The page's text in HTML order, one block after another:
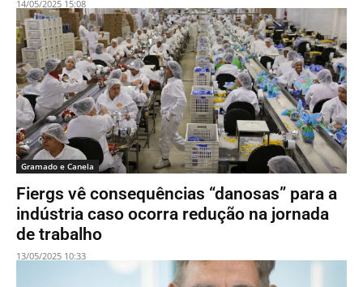
14/05/2025 15:08
Gramado e Canela
Fiergs vê consequências “danosas” para a
indústria caso ocorra redução na jornada
de trabalho
13/05/2025 10:33